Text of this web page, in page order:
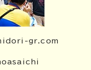
gr.com